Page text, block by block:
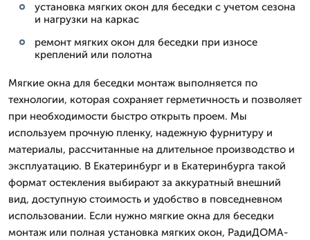
установка мягких окон для беседки с учетом сезона
и нагрузки на каркас
ремонт мягких окон для беседки при износе
креплений или полотна
Мягкие окна для беседки монтаж выполняется по
технологии, которая сохраняет герметичность и позволяет
при необходимости быстро открыть проем. Мы
используем прочную пленку, надежную фурнитуру и
материалы, рассчитанные на длительное производство и
эксплуатацию. В Екатеринбург и в Екатеринбурга такой
формат остекления выбирают за аккуратный внешний
вид, доступную стоимость и удобство в повседневном
использовании. Если нужно мягкие окна для беседки
монтаж или полная установка мягких окон, РадиДОМА-